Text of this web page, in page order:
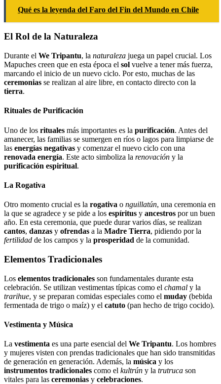
Qué es la leyenda del Faro del Fin del Mundo en Chile
El Rol de la Naturaleza
Durante el We Tripantu, la naturaleza juega un papel crucial. Los
Mapuches creen que en esta época el sol vuelve a tener más fuerza,
marcando el inicio de un nuevo ciclo. Por esto, muchas de las
ceremonias se realizan al aire libre, en contacto directo con la
tierra.
Rituales de Purificación
Uno de los rituales más importantes es la purificación. Antes del
amanecer, las familias se sumergen en ríos o lagos para limpiarse de
las energías negativas y comenzar el nuevo ciclo con una
renovada energía. Este acto simboliza la renovación y la
purificación espiritual.
La Rogativa
Otro momento crucial es la rogativa o nguillatún, una ceremonia en
la que se agradece y se pide a los espíritus y ancestros por un buen
año. En esta ceremonia, que puede durar varios días, se realizan
cantos, danzas y ofrendas a la Madre Tierra, pidiendo por la
fertilidad de los campos y la prosperidad de la comunidad.
Elementos Tradicionales
Los elementos tradicionales son fundamentales durante esta
celebración. Se utilizan vestimentas típicas como el chamal y la
trarihue, y se preparan comidas especiales como el muday (bebida
fermentada de trigo o maíz) y el catuto (pan hecho de trigo cocido).
Vestimenta y Música
La vestimenta es una parte esencial del We Tripantu. Los hombres
y mujeres visten con prendas tradicionales que han sido transmitidas
de generación en generación. Además, la música y los
instrumentos tradicionales como el kultrún y la trutruca son
vitales para las ceremonias y celebraciones.